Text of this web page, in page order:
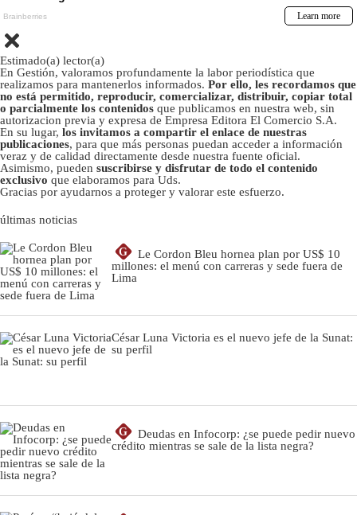
Estimado(a) lector(a)
En Gestión, valoramos profundamente la labor periodística que
realizamos para mantenerlos informados. Por ello, les recordamos que
no está permitido, reproducir, comercializar, distribuir, copiar total
o parcialmente los contenidos que publicamos en nuestra web, sin
autorizacion previa y expresa de Empresa Editora El Comercio S.A.
En su lugar, los invitamos a compartir el enlace de nuestras
publicaciones, para que más personas puedan acceder a información
veraz y de calidad directamente desde nuestra fuente oficial.
Asimismo, pueden suscribirse y disfrutar de todo el contenido
exclusivo que elaboramos para Uds.
Gracias por ayudarnos a proteger y valorar este esfuerzo.
últimas noticias
G
Le Cordon Bleu hornea plan por US$ 10
millones: el menú con carreras y sede fuera de
Lima
César Luna Victoria es el nuevo jefe de la Sunat:
su perfil
G
Deudas en Infocorp: ¿se puede pedir nuevo
crédito mientras se sale de la lista negra?